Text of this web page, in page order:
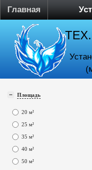
Главная
Площадь
20 м²
25 м²
35 м²
40 м²
50 м²